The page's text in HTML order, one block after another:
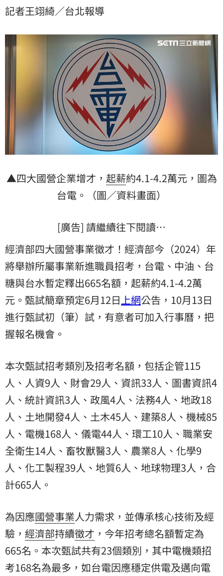
記者王翊綺／台北報導
▲四大國營企業增才， 起薪約4.1-4.2萬元，圖為
台電。（圖／資料畫面）
[廣告] 請繼續往下閱讀…
經濟部四大國營事業徵才！經濟部今（2024）年
將舉辦所屬事業新進職員招考，台電、中油、台
糖與台水暫定釋出665名額，起薪約4.1-4.2萬
元。甄試簡章預定6月12日上網公告，10月13日
進行甄試初（筆）試，有意者可加入行事曆，把
握報名機會。
本次甄試招考類別及招考名額，包括企管115
人、人資9人、財會29人、資訊33人、圖書資訊4
人、統計資訊3人、政風4人、法務4人、地政18
人、土地開發4人、土木45人、建築8人、機械85
人、電機168人、儀電44人、環工10人、職業安
全衛生14人、畜牧獸醫3人、農業8人、化學9
人、化工製程39人、地質6人、地球物理3人，合
計665人。
為因應國營事業人力需求，並傳承核心技術及經
驗， 經濟部持續徵才 ，今年招考總名額暫定為
665名。本次甄試共有23個類別，其中電機類招
考168名為最多，如台電因應穩定供電及邁向電